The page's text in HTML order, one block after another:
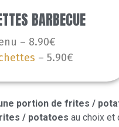
BARBECUE
– 8.90€
– 5.90€
portion de frites /
/ potatoes au choix et